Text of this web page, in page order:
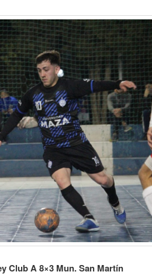
Club A 8×3 Mun. San Martín